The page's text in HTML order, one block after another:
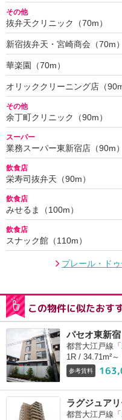
その他
抜弁天クリニック（70m）
新宿抜弁天・宮崎商会（70m）
華楽園（70m）
オリッククリーニング店（90m
その他
余丁町クリニック（90m）
スーパー
業務スーパー東新宿店（90m）
飲食店
栄寿司抜弁天（90m）
飲食店
みせるま（100m）
飲食店
スナック館（110m）
プレール・ド
この物件に似たおす
パセオ東新宿
都営大江戸線「
1R / 34.71m²～
参考賃料
ラグジュア
都営大江戸線「